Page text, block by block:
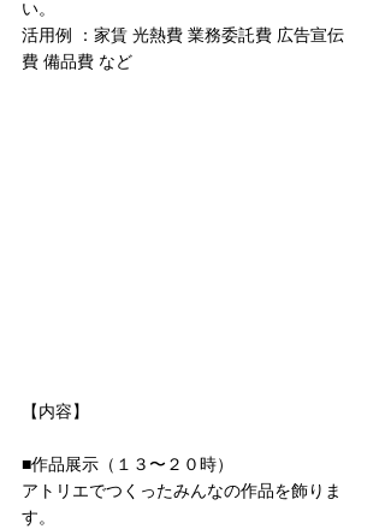
い。
活用例 ：家賃 光熱費 業務委託費 広告宣伝
費 備品費 など
【内容】
■作品展示（１３〜２０時）
アトリエでつくったみんなの作品を飾りま
す。